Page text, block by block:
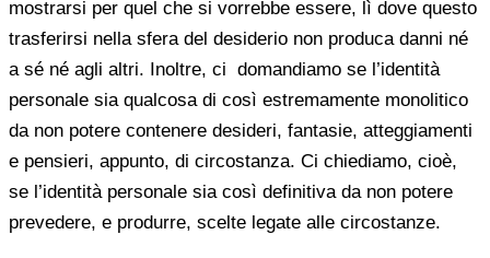
mostrarsi per quel che si vorrebbe essere, lì dove questo
trasferirsi nella sfera del desiderio non produca danni né
a sé né agli altri. Inoltre, ci domandiamo se l’identità
personale sia qualcosa di così estremamente monolitico
da non potere contenere desideri, fantasie, atteggiamenti
e pensieri, appunto, di circostanza. Ci chiediamo, cioè,
se l’identità personale sia così definitiva da non potere
prevedere, e produrre, scelte legate alle circostanze.